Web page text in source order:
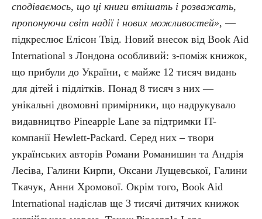
сподіваємось, що ці книги втішать і розважать,
пропонуючи світ надії і нових можливостей», —
підкреслює Елісон Твід. Новий внесок від Book Aid
International з Лондона особливий: з-поміж книжок,
що прибули до України, є майже 12 тисяч видань
для дітей і підлітків. Понад 8 тисяч з них —
унікальні двомовні примірники, що надрукувало
видавництво Pineapple Lane за підтримки IT-
компанії Hewlett-Packard. Серед них – твори
українських авторів Романи Романишин та Андрія
Лесіва, Галини Кирпи, Оксани Лущевської, Галини
Ткачук, Анни Хромової. Окрім того, Book Aid
International надіслав ще 3 тисячі дитячих книжок